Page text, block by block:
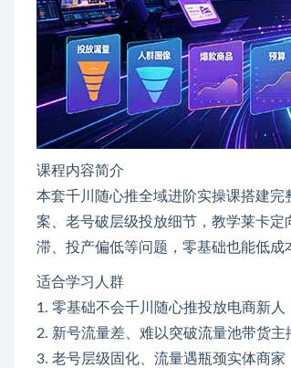
课程内容简介
本套千川随心推全域进阶实操课搭建
案、老号破层级投放细节，教学莱卡
滞、投产偏低等问题，零基础也能低成
适合学习人群
1. 零基础不会千川随心推投放电商新人
2. 新号流量差、难以突破流量池带货主
3. 老号层级固化、流量遇瓶颈实体商家